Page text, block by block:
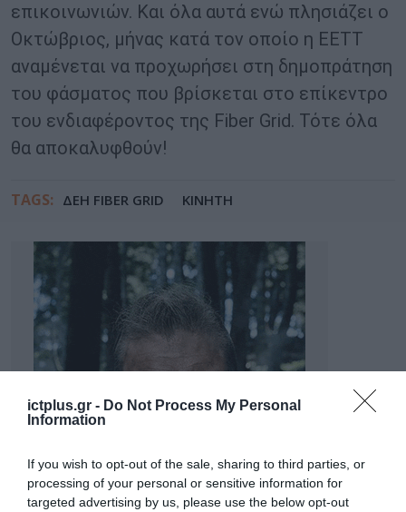
ictplus.gr - Do Not Process My Personal
Information
If you wish to opt-out of the sale, sharing to third parties, or
processing of your personal or sensitive information for
targeted advertising by us, please use the below opt-out
επικοινωνιών. Και όλα αυτά ενώ πλησιάζει ο
Οκτώβριος, μήνας κατά τον οποίο η ΕΕΤΤ
αναμένεται να προχωρήσει στη δημοπράτηση
του φάσματος που βρίσκεται στο επίκεντρο
του ενδιαφέροντος της Fiber Grid. Τότε όλα
θα αποκαλυφθούν!
TAGS: ΔΕΗ FIBER GRID ΚΙΝΗΤΗ